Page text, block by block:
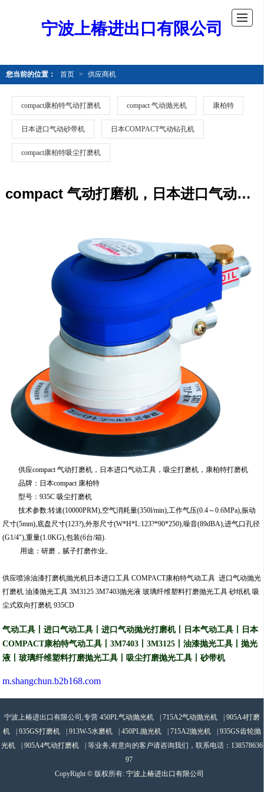
宁波上椿进出口有限公司
您当前的位置： 首页 > 供应商机
compact康柏特气动打磨机 compact 气动抛光机 康柏特
日本进口气动砂带机 日本COMPACT气动钻孔机
compact康柏特吸尘打磨机
compact 气动打磨机，日本进口气动工具，吸尘打磨机
供应compact 气动打磨机，日本进口气动工具，吸尘打磨机，康柏特打磨机
品牌：日本compact 康柏特
型号：935C 吸尘打磨机
技术参数:转速(10000PRM),空气消耗量(350l/min),工作气压(0.4～0.6MPa),振动
尺寸(5mm),底盘尺寸(123?),外形尺寸(W*H*L:123?*90*250),噪音(89dBA),进气口孔径
(G1/4"),重量(1.0KG),包装(6台/箱).
用途：研磨，腻子打磨作业。
供应喷涂油漆打磨机抛光机日本进口工具 COMPACT康柏特气动工具 进口气动抛光
打磨机 油漆抛光工具 3M3125 3M7403抛光液 玻璃纤维塑料打磨抛光工具 砂纸机 吸
尘式双向打磨机 935CD
气动工具丨进口气动工具丨进口气动抛光打磨机丨日本气动工具丨日本
COMPACT康柏特气动工具丨3M7403 丨3M3125 丨油漆抛光工具丨抛光
液丨玻璃纤维塑料打磨抛光工具丨吸尘打磨抛光工具 丨砂带机
m.shangchun.b2b168.com
宁波上椿进出口有限公司,专营 450PL气动抛光机 | 715A2气动抛光机 | 905A4打磨
机
| 935GS打磨机 | 913W-5水磨机 | 450PL抛光机 | 715A2抛光机 | 935GS齿轮抛
光机
| 905A4气动打磨机 | 等业务,有意向的客户请咨询我们，联系电话： 138578636
97
CopyRight © 版权所有: 宁波上椿进出口有限公司